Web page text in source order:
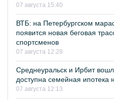
07 августа 15:40
ВТБ: на Петербургском
появится новая беговая
спортсменов
07 августа 12:28
Среднеуральск и Ирбит
доступна семейная ипотека
07 августа 12:13